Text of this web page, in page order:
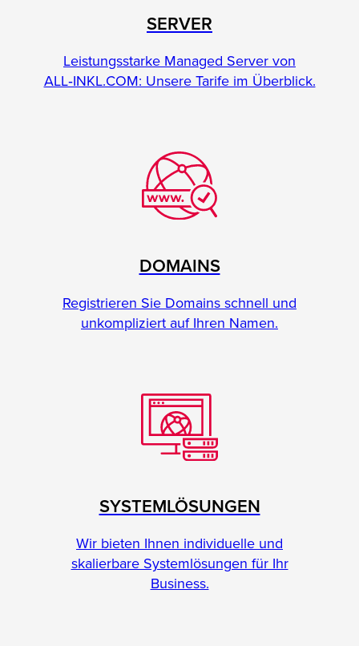
SERVER
Leistungsstarke Managed Server von
ALL‑INKL.COM: Unsere Tarife im Überblick.
DOMAINS
Registrieren Sie Domains schnell und
unkompliziert auf Ihren Namen.
SYSTEMLÖSUNGEN
Wir bieten Ihnen individuelle und
skalierbare Systemlösungen für Ihr
Business.